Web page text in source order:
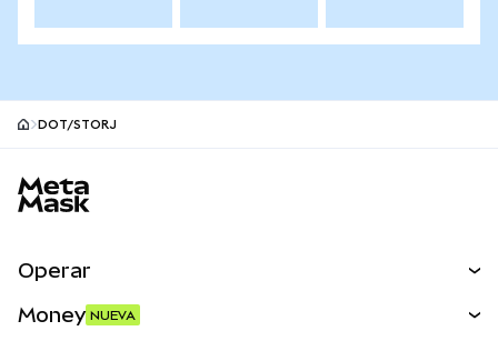
DOT/STORJ
Operar
Money NUEVA